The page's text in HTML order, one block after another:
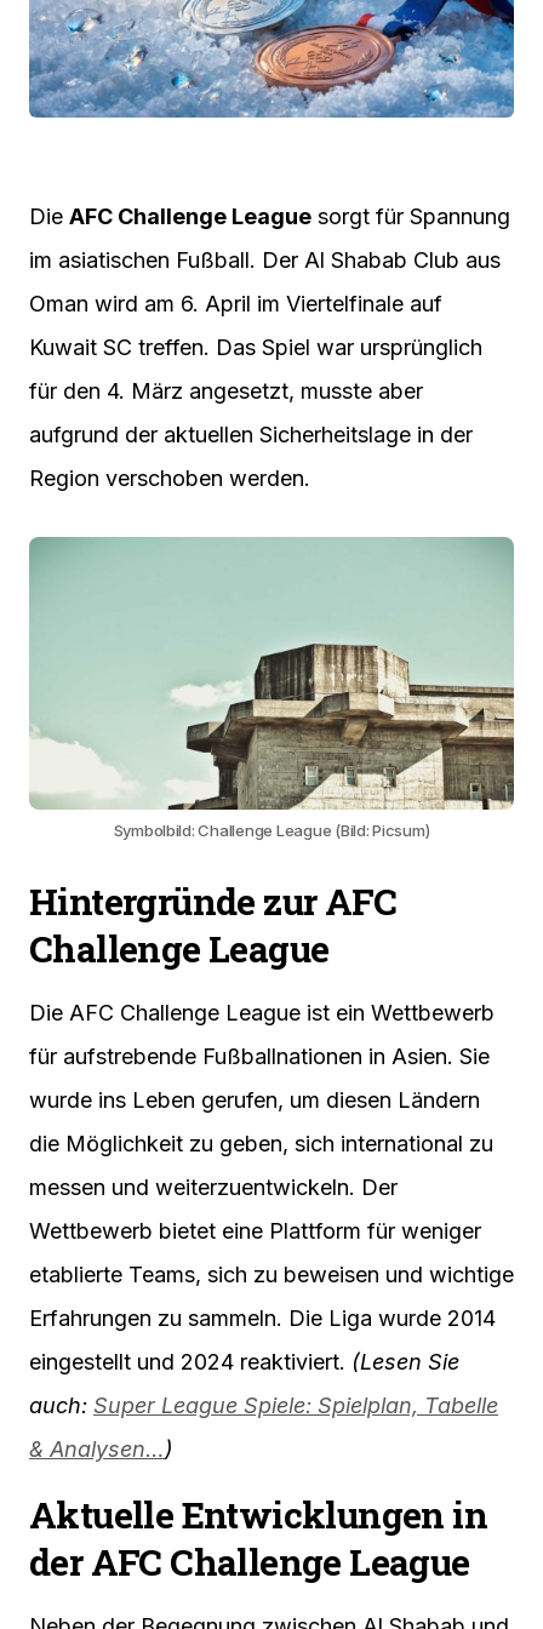
Die AFC Challenge League sorgt für Spannung
im asiatischen Fußball. Der Al Shabab Club aus
Oman wird am 6. April im Viertelfinale auf
Kuwait SC treffen. Das Spiel war ursprünglich
für den 4. März angesetzt, musste aber
aufgrund der aktuellen Sicherheitslage in der
Region verschoben werden.
Symbolbild: Challenge League (Bild: Picsum)
Hintergründe zur AFC
Challenge League
Die AFC Challenge League ist ein Wettbewerb
für aufstrebende Fußballnationen in Asien. Sie
wurde ins Leben gerufen, um diesen Ländern
die Möglichkeit zu geben, sich international zu
messen und weiterzuentwickeln. Der
Wettbewerb bietet eine Plattform für weniger
etablierte Teams, sich zu beweisen und wichtige
Erfahrungen zu sammeln. Die Liga wurde 2014
eingestellt und 2024 reaktiviert. (Lesen Sie
auch: Super League Spiele: Spielplan, Tabelle
& Analysen…)
Aktuelle Entwicklungen in
der AFC Challenge League